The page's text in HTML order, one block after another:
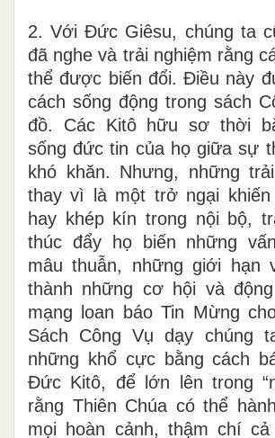
2.Với Đức Giêsu, chúng ta
đã nghe và trải nghiệm rằng
thể được biến đổi. Điều này
cách sống động trong sách
đồ. Các Kitô hữu sơ thời
sống đức tin của họ giữa sự
khó khăn. Nhưng, những
thay vì là một trở ngại
hay khép kín trong nội bộ,
thúc đẩy họ biến những
mâu thuẫn, những giới hạn
thành những cơ hội và
mạng loan báo Tin Mừng
Sách Công Vụ dạy chúng
những khổ cực bằng cách
Đức Kitô, để lớn lên trong
rằng Thiên Chúa có thể
mọi hoàn cảnh, thậm chí